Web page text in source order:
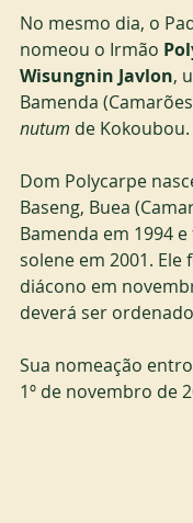
No mesmo dia, o
nomeou o Irmão
Wisungnin Javlon,
Bamenda
nutum de Kokoubou.
Dom Polycarpe
Baseng, Buea
Bamenda em 1994
solene em 2001. Ele
diácono em
deverá ser
Sua nomeação
1º de novembro de